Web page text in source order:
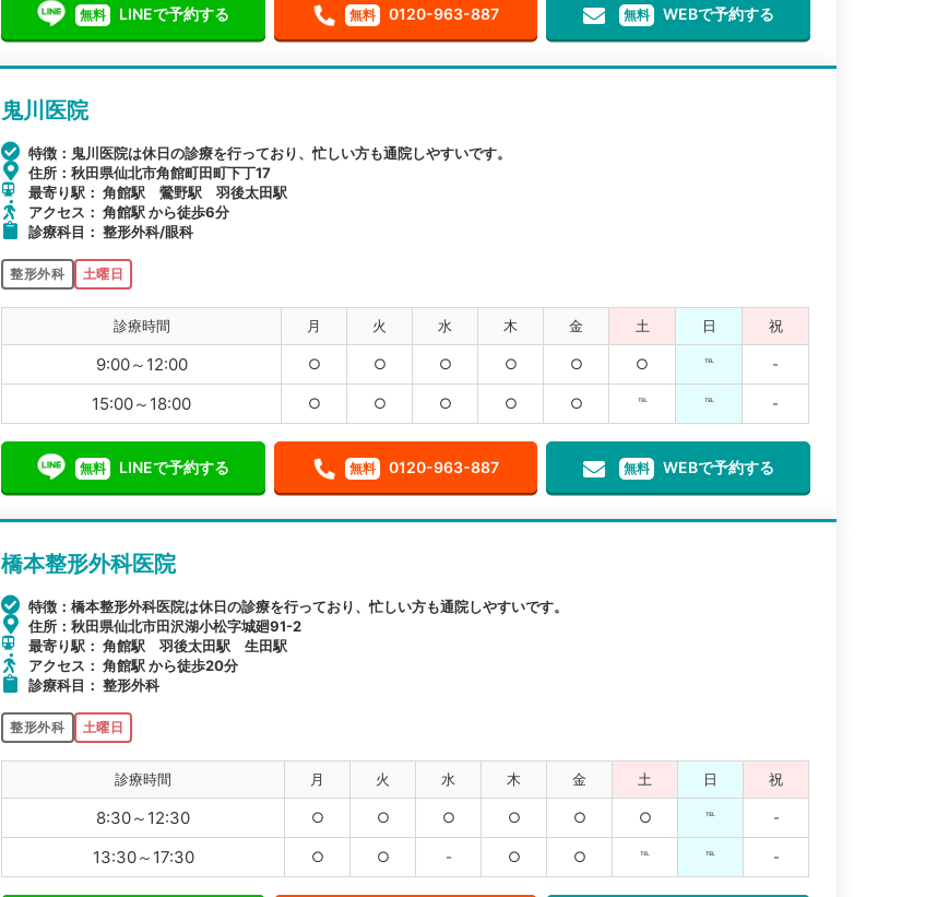
無料 LINEで予約する 無料 0120-963-887 無料 WEBで予約する
鬼川医院
特徴：鬼川医院は休日の診療を行っており、忙しい方も通院しやすいです。
住所：秋田県仙北市角館町田町下丁17
最寄り駅： 角館駅 鶯野駅 羽後太田駅
アクセス： 角館駅 から徒歩6分
診療科目： 整形外科/眼科
整形外科 土曜日
診療時間 月 火 水 木 金 土 日 祝
9:00～12:00 ○ ○ ○ ○ ○ ○ ℡ -
15:00～18:00 ○ ○ ○ ○ ○ ℡ ℡ -
無料 LINEで予約する 無料 0120-963-887 無料 WEBで予約する
橋本整形外科医院
特徴：橋本整形外科医院は休日の診療を行っており、忙しい方も通院しやすいです。
住所：秋田県仙北市田沢湖小松字城廻91-2
最寄り駅： 角館駅 羽後太田駅 生田駅
アクセス： 角館駅 から徒歩20分
診療科目： 整形外科
整形外科 土曜日
診療時間 月 火 水 木 金 土 日 祝
8:30～12:30 ○ ○ ○ ○ ○ ○ ℡ -
13:30～17:30 ○ ○ - ○ ○ ℡ ℡ -